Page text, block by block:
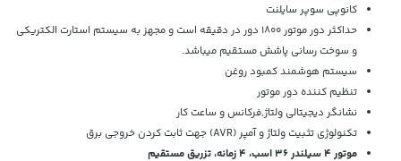
کانوپی سوپر سایلنت
حداکثر دور موتور 1800 دور در دقیقه است و مجهز به سیستم استارت الکتریکی
و سوخت رسانی پاشش مستقیم میباشد.
سیستم هوشمند کمبود روغن
تنظیم کننده دور موتور
نشانگر دیجیتالی ولتاژ,فرکانس و ساعت کار
تکنولوژی تثبیت ولتاژ و آمپر (AVR) جهت ثابت کردن خروجی برق
موتور 4 سیلندر 36 اسب، 4 زمانه، تزریق مستقیم